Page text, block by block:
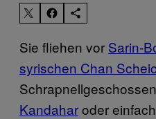
Sie fliehen vor Sarin-
syrischen Chan
Kandaharoder